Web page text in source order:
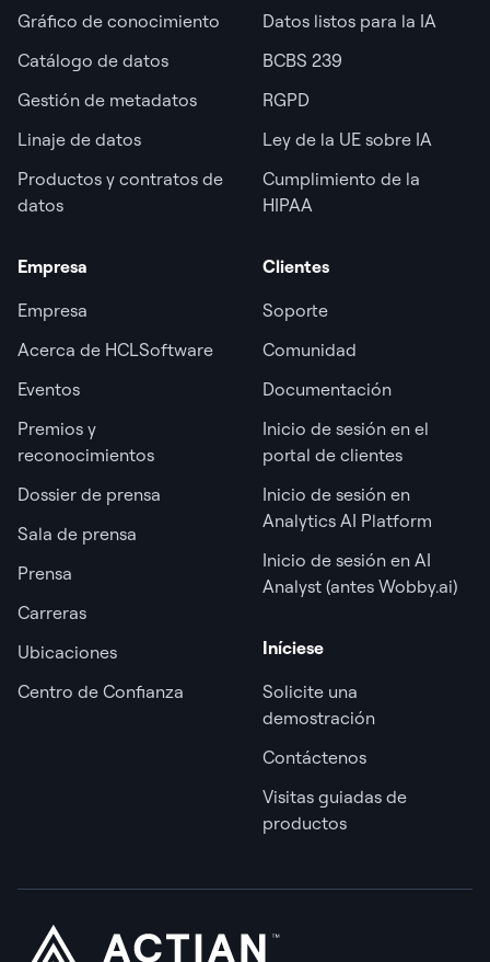
Gráfico de conocimiento
Catálogo de datos
Gestión de metadatos
Linaje de datos
Productos y contratos de
datos
Datos listos para la IA
BCBS 239
RGPD
Ley de la UE sobre IA
Cumplimiento de la
HIPAA
Empresa
Empresa
Acerca de HCLSoftware
Eventos
Premios y
reconocimientos
Dossier de prensa
Sala de prensa
Prensa
Carreras
Ubicaciones
Centro de Confianza
Clientes
Soporte
Comunidad
Documentación
Inicio de sesión en el
portal de clientes
Inicio de sesión en
Analytics AI Platform
Inicio de sesión en AI
Analyst (antes Wobby.ai)
Iníciese
Solicite una
demostración
Contáctenos
Visitas guiadas de
productos